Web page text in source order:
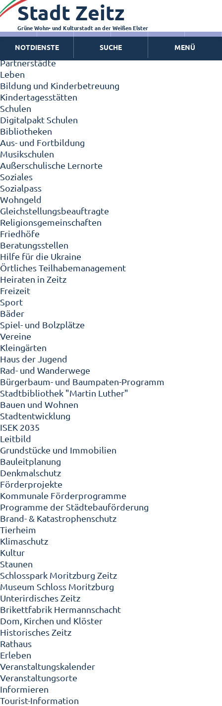
Zeitz - Die Kleinstadt
Willkommen in Zeitz!
Interview mit Oberbürgermeister Christian Thieme
Zeitz - Stadt der Zukunft
Ortschaften
Partnerstädte
Leben
Bildung und Kinderbetreuung
Kindertagesstätten
Schulen
Digitalpakt Schulen
Bibliotheken
Aus- und Fortbildung
Musikschulen
Außerschulische Lernorte
Soziales
Sozialpass
Wohngeld
Gleichstellungsbeauftragte
Religionsgemeinschaften
Friedhöfe
Beratungsstellen
Hilfe für die Ukraine
Örtliches Teilhabemanagement
Heiraten in Zeitz
Freizeit
Sport
Bäder
Spiel- und Bolzplätze
Vereine
Kleingärten
Haus der Jugend
Rad- und Wanderwege
Bürgerbaum- und Baumpaten-Programm
Stadtbibliothek "Martin Luther"
Bauen und Wohnen
Stadtentwicklung
ISEK 2035
Leitbild
Grundstücke und Immobilien
Bauleitplanung
Denkmalschutz
Förderprojekte
Kommunale Förderprogramme
Programme der Städtebauförderung
Brand- & Katastrophenschutz
Tierheim
Klimaschutz
Kultur
Staunen
Schlosspark Moritzburg Zeitz
Museum Schloss Moritzburg
Unterirdisches Zeitz
Brikettfabrik Hermannschacht
Dom, Kirchen und Klöster
Historisches Zeitz
Rathaus
Erleben
Veranstaltungskalender
Veranstaltungsorte
Informieren
Tourist-Information
Stadt Zeitz
Grüne Wohn- und Kulturstadt an der Weißen Elster
NOTDIENSTE SUCHE MENÜ